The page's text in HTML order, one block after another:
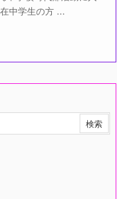
中学生の方 ...